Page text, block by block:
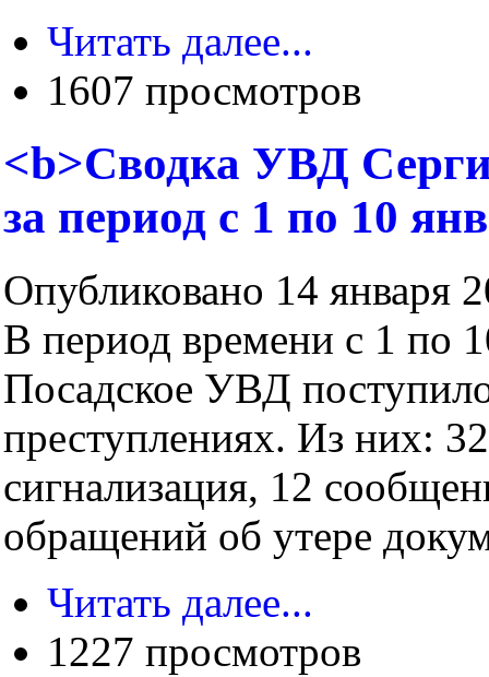
Читать далее...
1607 просмотров
<b>Сводка УВД
за период с 1 по 10
Опубликовано 14 января
В период времени с 1 по
Посадское УВД
преступлениях. Из них:
сигнализация, 12
обращений об утере
Читать далее...
1227 просмотров